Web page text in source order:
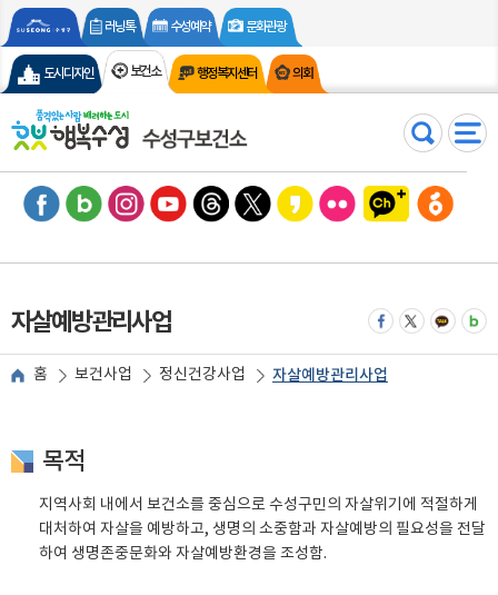
러닝톡 수성예약 문화관광
도시디자인 보건소 행정복지센터 의회
페이스북블로그인스타그램
유튜브 스레드엑스 카카오스토리
플리커 수성구 카카오톡 채
수성구청 당
전체
검색
자살예방관리사업
홈 보건사업 정신건강사업 자살예방관리사업
페이스북으로 공유
트위터로 공유
카카오톡
밴드
목적
지역사회 내에서 보건소를 중심으로 수성구민의 자살위기에 적절하게
대처하여 자살을 예방하고, 생명의 소중함과 자살예방의 필요성을 전달
하여 생명존중문화와 자살예방환경을 조성함.